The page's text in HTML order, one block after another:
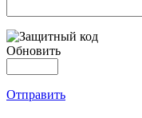
Обновить
Отправить